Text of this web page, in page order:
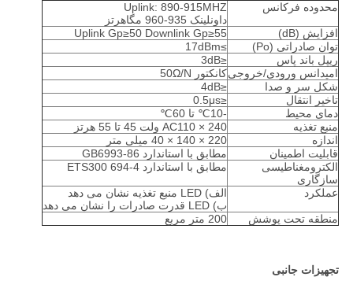
محدوده فرکانس
Uplink: 890-915MHZ
داونلینک 935-960 مگاهرتز
افزایش (dB)
Uplink Gp≥50 Downlink Gp≥55
توان صادراتی (Po)
≥17dBm
ریپل باند پاس
≤3dB
امپدانس ورودی/خروجیکانکتور 50Ω/N
شکل سر و صدا
≤4dB
تاخیر انتقال
≤0.5μs
دمای محیط
-10℃ تا 60℃
منبع تغذیه
AC110 × 240 ولت 45 تا 55 هرتز
اندازه
220 × 140 × 40 میلی متر
قابلیت اطمینان
مطابق با استاندارد GB6993-86
الکترومغناطیسی
سازگاری
مطابق با استاندارد ETS300 694-4
عملکرد
الف) LED منبع تغذیه نشان می دهد
ب) LED قدرت صادرات را نشان می دهد
منطقه تحت پوشش
200 متر مربع
تجهیزات جانبی